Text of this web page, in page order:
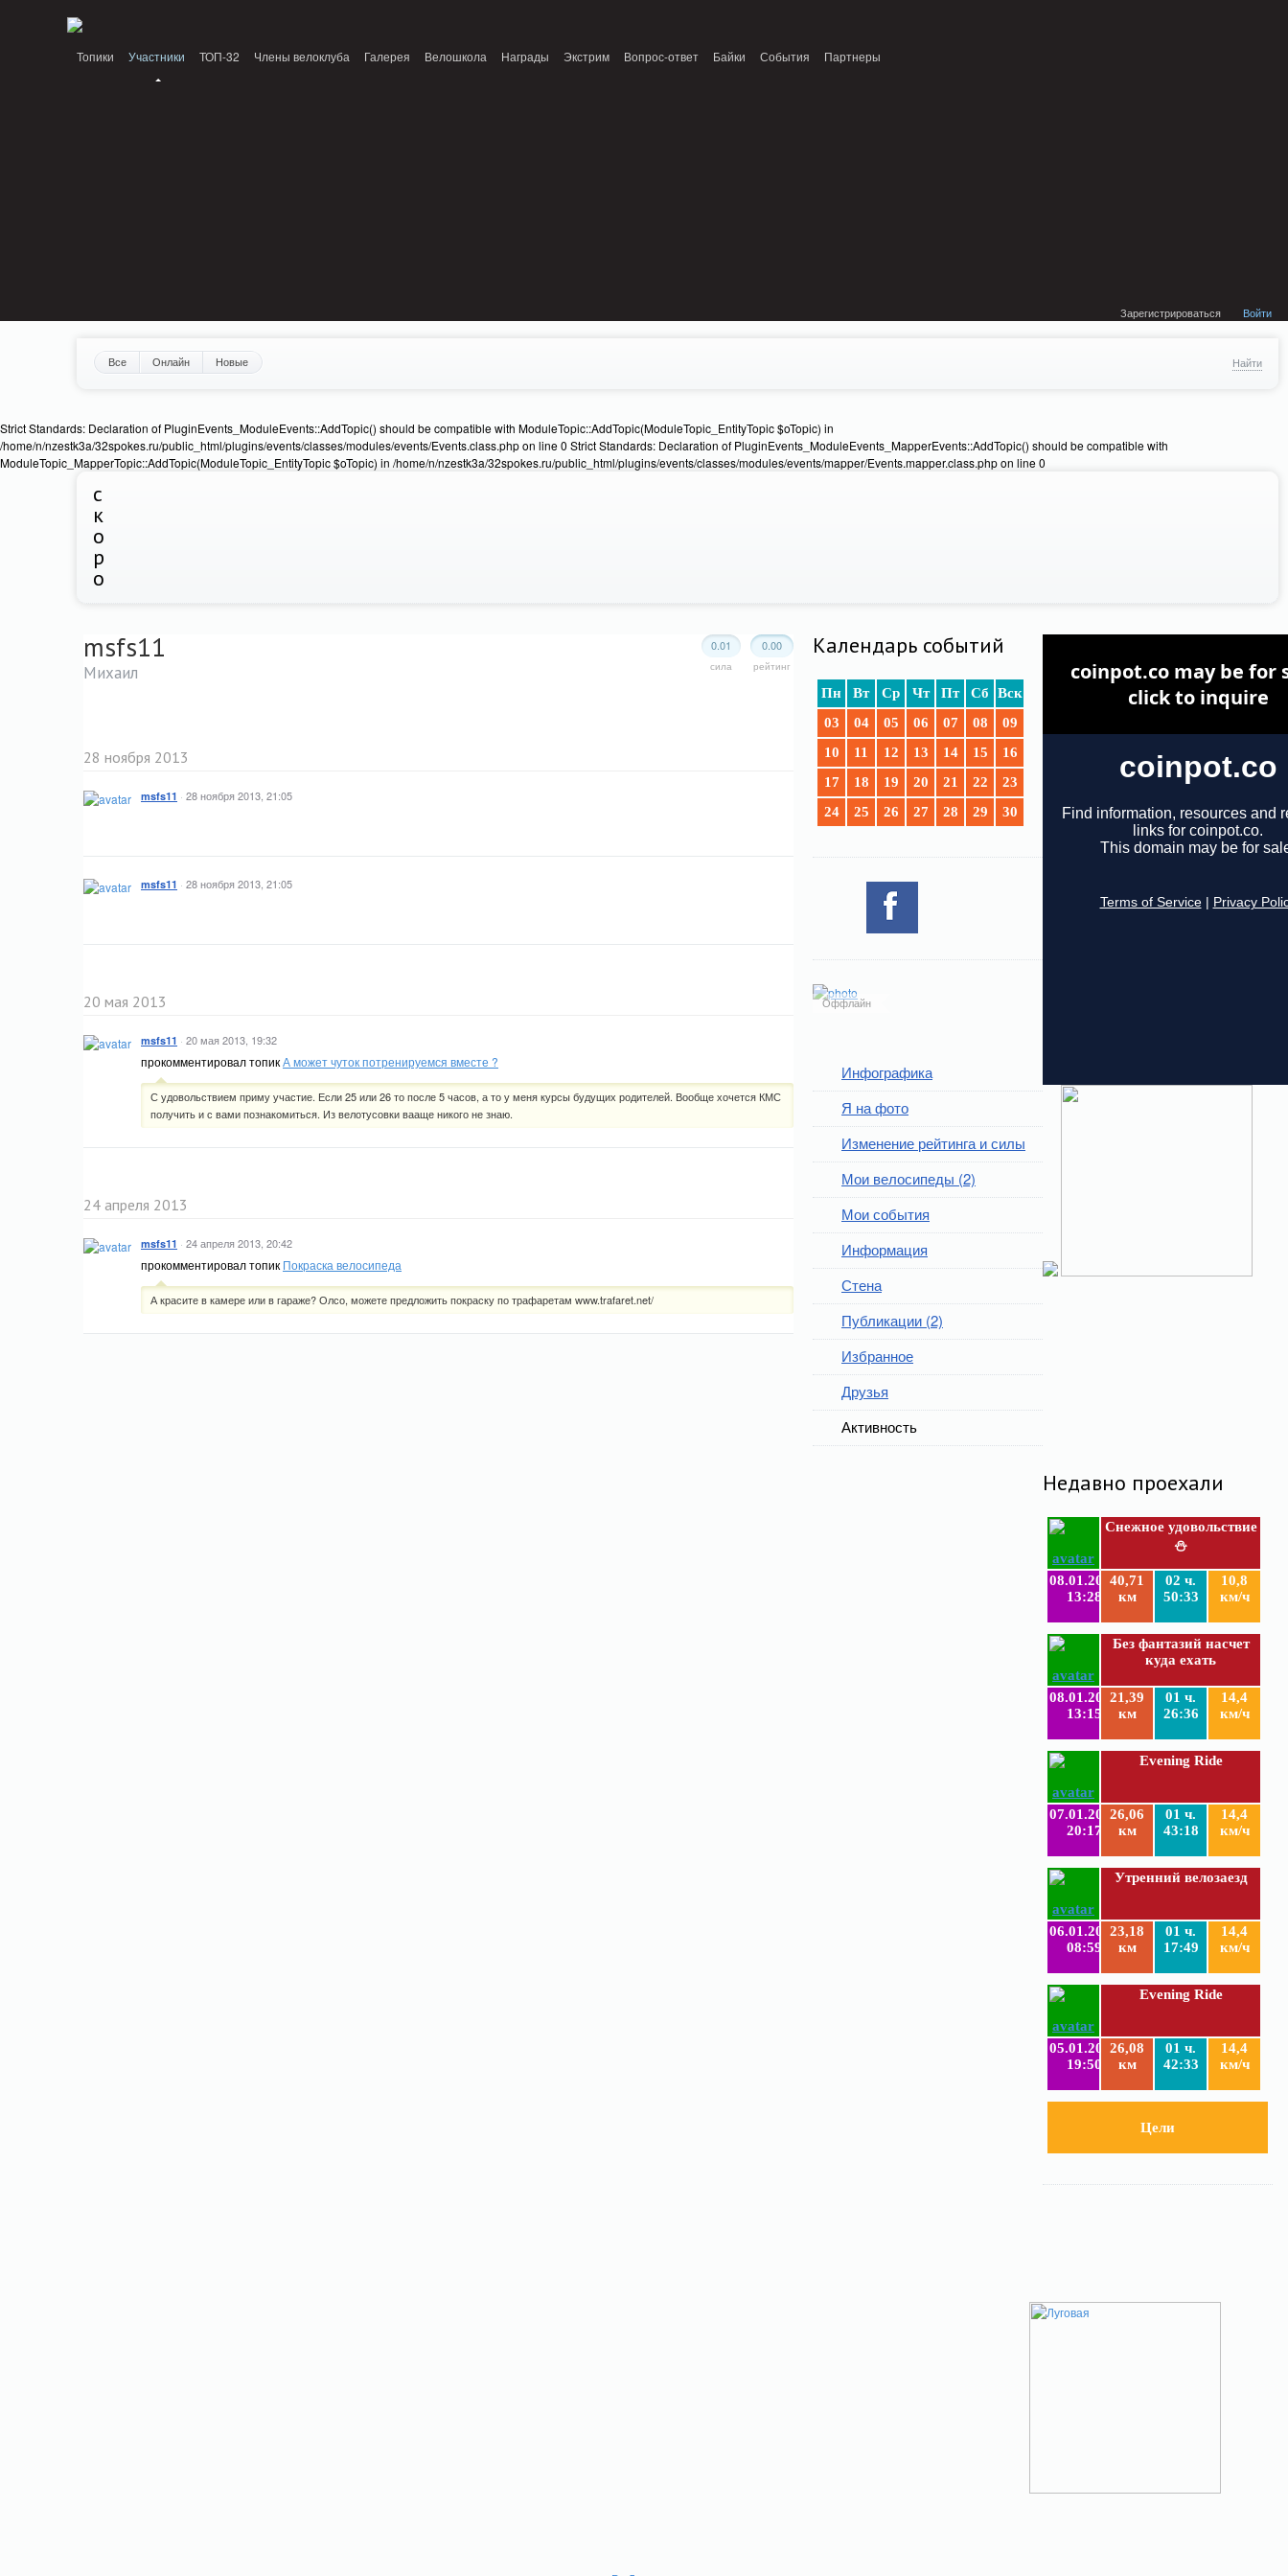
Топики Участники ТОП-32 Члены велоклуба Галерея Велошкола Награды Экстрим Вопрос-ответ Байки События Партнеры
Зарегистрироваться Войти
Все Онлайн Новые Найти
Strict Standards: Declaration of PluginEvents_ModuleEvents::AddTopic() should be compatible with ModuleTopic::AddTopic(ModuleTopic_EntityTopic $oTopic) in
/home/n/nzestk3a/32spokes.ru/public_html/plugins/events/classes/modules/events/Events.class.php on line 0 Strict Standards: Declaration of PluginEvents_ModuleEvents_MapperEvents::AddTopic() should be compatible with
ModuleTopic_MapperTopic::AddTopic(ModuleTopic_EntityTopic $oTopic) in /home/n/nzestk3a/32spokes.ru/public_html/plugins/events/classes/modules/events/mapper/Events.mapper.class.php on line 0
с
к
о
р
о
Недавно проехали
Снежное удовольствие
⛄
08.01.2019
13:28
40,71
км
02 ч.
50:33
10,8
км/ч
Без фантазий насчет
куда ехать
08.01.2019
13:15
21,39
км
01 ч.
26:36
14,4
км/ч
Evening Ride
07.01.2019
20:17
26,06
км
01 ч.
43:18
14,4
км/ч
Утренний велозаезд
06.01.2019
08:59
23,18
км
01 ч.
17:49
14,4
км/ч
Evening Ride
05.01.2019
19:50
26,08
км
01 ч.
42:33
14,4
км/ч
Цели
Календарь событий
Пн Вт Ср Чт Пт Сб
Вск
03
04 05 06 07 08
09
10
11 12 13 14 15
16
17
18 19 20 21 22
23
24
25 26 27 28 29 30
Оффлайн
Инфографика
Я на фото
Изменение рейтинга и силы
Мои велосипеды (2)
Мои события
Информация
Стена
Публикации (2)
Избранное
Друзья
Активность
0.00
рейтинг
0.01
сила
msfs11
Михаил
28 ноября 2013
msfs11 · 28 ноября 2013, 21:05
msfs11 · 28 ноября 2013, 21:05
20 мая 2013
msfs11 · 20 мая 2013, 19:32
прокомментировал топикА может чуток потренируемся вместе ?
С удовольствием приму участие. Если 25 или 26 то после 5 часов, а то у меня курсы будущих родителей. Вообще хочется КМС
получить и с вами познакомиться. Из велотусовки вааще никого не знаю.
24 апреля 2013
msfs11 · 24 апреля 2013, 20:42
прокомментировал топик Покраска велосипеда
А красите в камере или в гараже? Олсо, можете предложить покраску по трафаретам www.trafaret.net/